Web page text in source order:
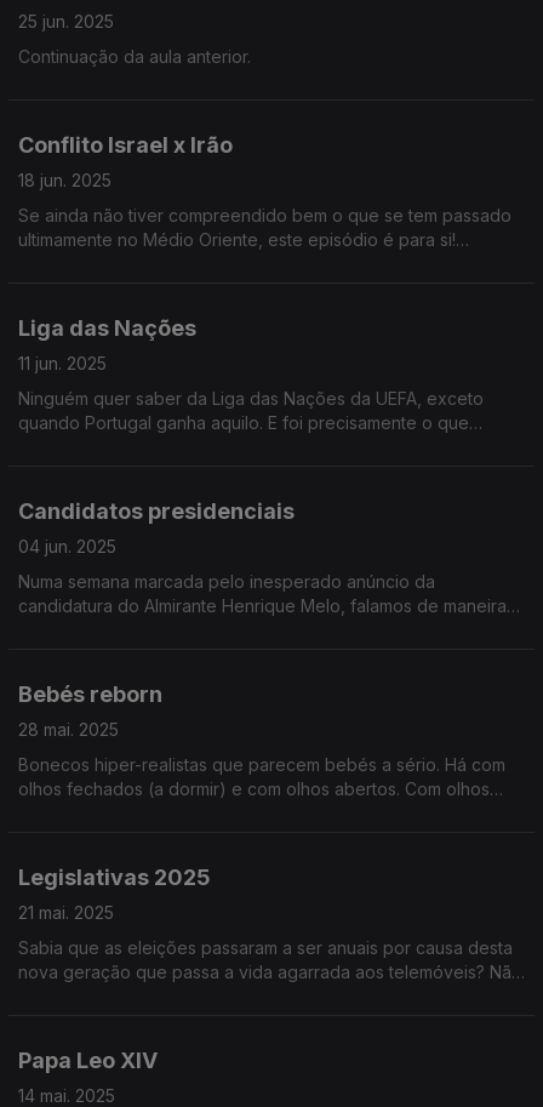
25 jun. 2025
Continuação da aula anterior.
Conflito Israel x Irão
18 jun. 2025
Se ainda não tiver compreendido bem o que se tem passado
ultimamente no Médio Oriente, este episódio é para si!
Liga das Nações
11 jun. 2025
Ninguém quer saber da Liga das Nações da UEFA, exceto
quando Portugal ganha aquilo. E foi precisamente o que
Candidatos presidenciais
04 jun. 2025
Numa semana marcada pelo inesperado anúncio da
candidatura do Almirante Henrique Melo, falamos de maneiras
Bebés reborn
28 mai. 2025
Bonecos hiper-realistas que parecem bebés a sério. Há com
olhos fechados (a dormir) e com olhos abertos. Com olhos
Legislativas 2025
21 mai. 2025
Sabia que as eleições passaram a ser anuais por causa desta
nova geração que passa a vida agarrada aos telemóveis? Não
Papa Leo XIV
14 mai. 2025